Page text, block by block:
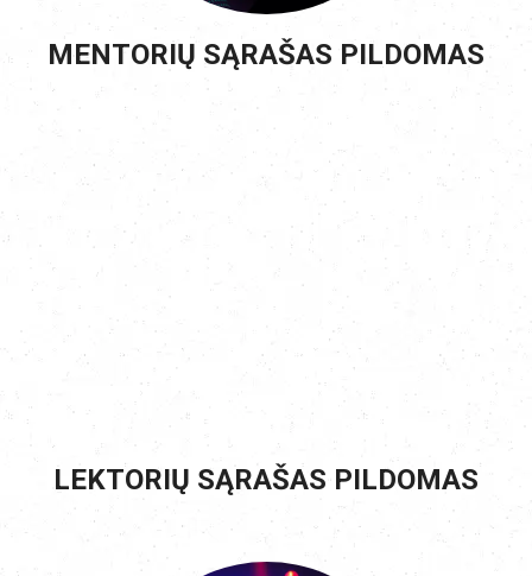
MENTORIŲ SĄRAŠAS PILDOMAS
LEKTORIŲ SĄRAŠAS PILDOMAS